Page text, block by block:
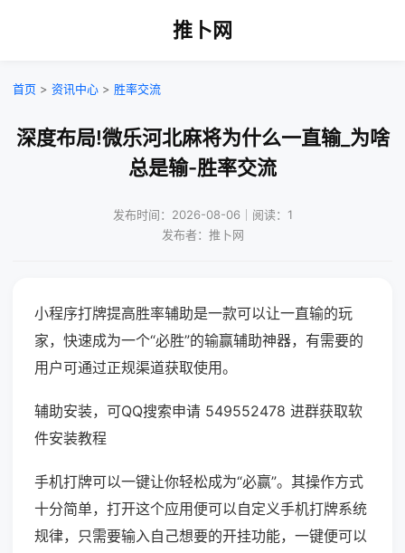
推卜网
首页 > 资讯中心 > 胜率交流
深度布局!微乐河北麻将为什么一直输_为啥
总是输-胜率交流
发布时间：2026-08-06｜阅读：1
发布者：推卜网
小程序打牌提高胜率辅助是一款可以让一直输的玩
家，快速成为一个“必胜”的输赢辅助神器，有需要的
用户可通过正规渠道获取使用。
辅助安装，可QQ搜索申请 549552478 进群获取软
件安装教程
手机打牌可以一键让你轻松成为“必赢”。其操作方式
十分简单，打开这个应用便可以自定义手机打牌系统
规律，只需要输入自己想要的开挂功能，一键便可以